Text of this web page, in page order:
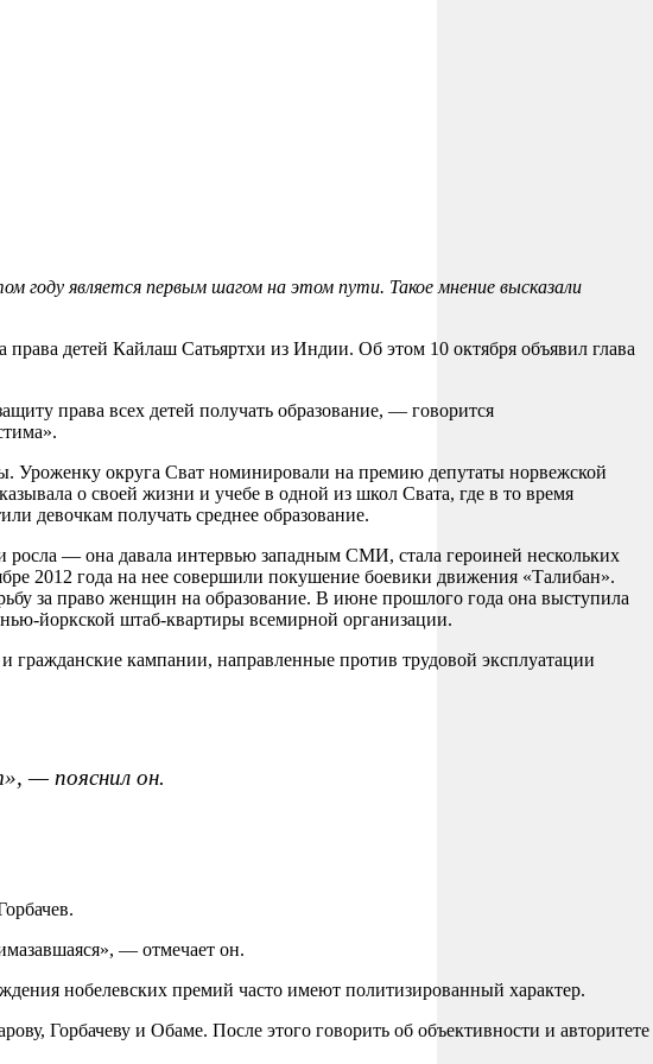
году является первым шагом на этом пути. Такое мнение высказали
детей Кайлаш Сатьяртхи из Индии. Об этом 10 октября объявил глава
права всех детей получать образование, — говорится
Уроженку округа Сват номинировали на премию депутаты норвежской
о своей жизни и учебе в одной из школ Свата, где в то время
девочкам получать среднее образование.
— она давала интервью западным СМИ, стала героиней нескольких
2012 года на нее совершили покушение боевики движения «Талибан».
за право женщин на образование. В июне прошлого года она выступила
йоркской штаб-квартиры всемирной организации.
кампании, направленные против трудовой эксплуатации
— пояснил он.
— отмечает он.
нобелевских премий часто имеют политизированный характер.
Горбачеву и Обаме. После этого говорить об объективности и авторитете